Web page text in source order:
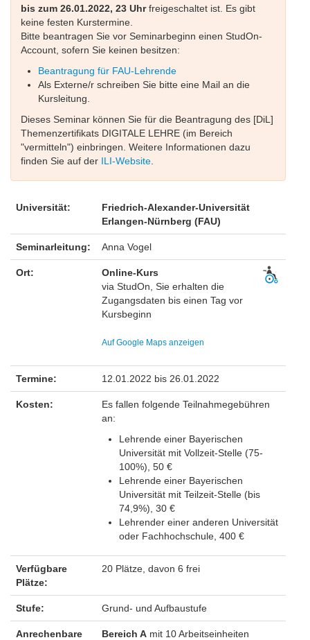
bis zum 26.01.2022, 23 Uhrfreigeschaltet ist. Es gibt
keine festen Kurstermine.
Bitte beantragen Sie vor Seminarbeginn einen StudOn-
Account, sofern Sie keinen besitzen:
Beantragung für FAU-Lehrende
Als Externe/r schreiben Sie bitte eine Mail an die
Kursleitung.
Dieses Seminar können Sie für die Beantragung des [DiL]
Themenzertifikats DIGITALE LEHRE (im Bereich
"vermitteln") einbringen. Weitere Informationen dazu
finden Sie auf der ILI-Website
Universität:
Friedrich-Alexander-Universität
Erlangen-Nürnberg (FAU)
Seminarleitung: Anna Vogel
Ort:
Online-Kurs
via StudOn, Sie erhalten die
Zugangsdaten bis einen Tag vor
Kursbeginn
Auf Google Maps anzeigen
Termine: 12.01.2022 bis 26.01.2022
Kosten:
Es fallen folgende Teilnahmegebühren
an:
Lehrende einer Bayerischen
Universität mit Vollzeit-Stelle (75-
100%), 50 €
Lehrende einer Bayerischen
Universität mit Teilzeit-Stelle (bis
74,9%), 30 €
Lehrender einer anderen Universität
oder Fachhochschule, 400 €
Verfügbare
Plätze:
20 Plätze, davon 6 frei
Stufe: Grund- und Aufbaustufe
Anrechenbare
Bereich A mit 10 Arbeitseinheiten